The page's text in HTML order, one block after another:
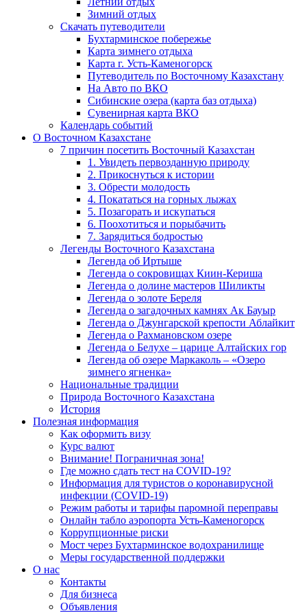
Зимний отдых
Скачать путеводители
Бухтарминское побережье
Карта зимнего отдыха
Карта г. Усть-Каменогорск
Путеводитель по Восточному Казахстану
На Авто по ВКО
Сибинские озера (карта баз отдыха)
Сувенирная карта ВКО
Календарь событий
О Восточном Казахстане
7 причин посетить Восточный Казахстан
1. Увидеть первозданную природу
2. Прикоснуться к истории
3. Обрести молодость
4. Покататься на горных лыжах
5. Позагорать и искупаться
6. Поохотиться и порыбачить
7. Зарядиться бодростью
Легенды Восточного Казахстана
Легенда об Иртыше
Легенда о сокровищах Киин-Кериша
Легенда о долине мастеров Шиликты
Легенда о золоте Береля
Легенда о загадочных камнях Ак Бауыр
Легенда о Джунгарской крепости Аблайкит
Легенда о Рахмановском озере
Легенда о Белухе – царице Алтайских гор
Легенда об озере Маркаколь – «Озеро
зимнего ягненка»
Национальные традиции
Природа Восточного Казахстана
История
Полезная информация
Как оформить визу
Курс валют
Внимание! Пограничная зона!
Где можно сдать тест на COVID-19?
Информация для туристов о коронавирусной
инфекции (COVID-19)
Режим работы и тарифы паромной переправы
Онлайн табло аэропорта Усть-Каменогорск
Коррупционные риски
Мост через Бухтарминское водохранилище
Меры государственной поддержки
О нас
Контакты
Для бизнеса
Объявления